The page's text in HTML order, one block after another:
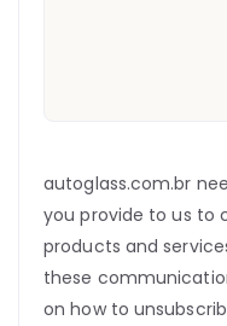
autoglass.com.br
you provide to us to
products and
these
on how to